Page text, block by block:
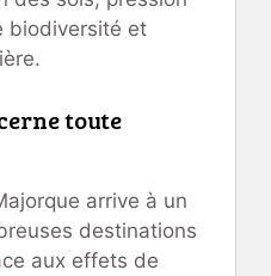
biodiversité et
toute
arrive à un
destinations
aux effets de